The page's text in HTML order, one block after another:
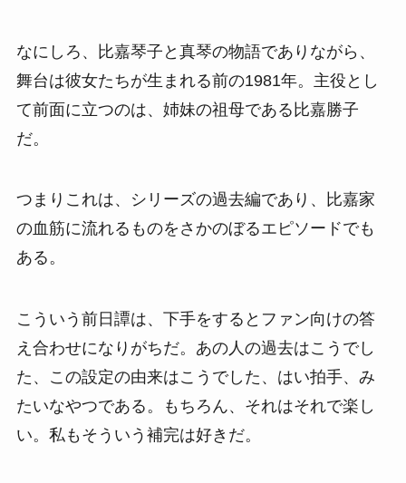
なにしろ、比嘉琴子と真琴の物語でありながら、
舞台は彼女たちが生まれる前の1981年。主役とし
て前面に立つのは、姉妹の祖母である比嘉勝子
だ。
つまりこれは、シリーズの過去編であり、比嘉家
の血筋に流れるものをさかのぼるエピソードでも
ある。
こういう前日譚は、下手をするとファン向けの答
え合わせになりがちだ。あの人の過去はこうでし
た、この設定の由来はこうでした、はい拍手、み
たいなやつである。もちろん、それはそれで楽し
い。私もそういう補完は好きだ。